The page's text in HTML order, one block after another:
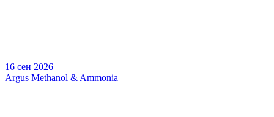
16 сен 2026
Argus Methanol & Ammonia